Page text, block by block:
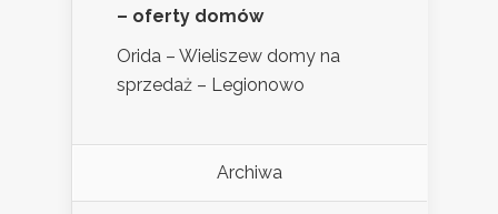
– oferty domów
Orida – Wieliszew domy na
sprzedaż – Legionowo
Archiwa